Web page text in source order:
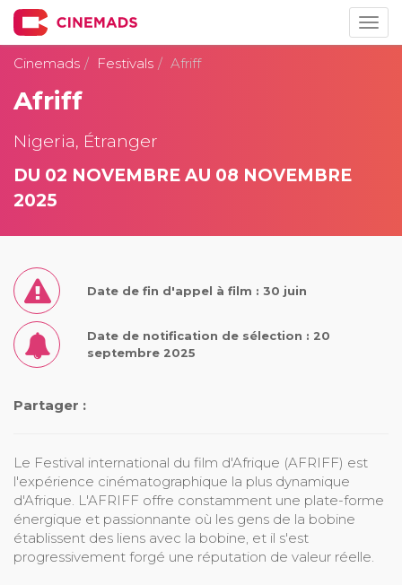
Cinemads
Festivals Afriff
Afriff
Nigeria, Étranger
DU 02 NOVEMBRE AU 08 NOVEMBRE
2025
Date de fin d'appel à film : 30 juin
Date de notification de sélection : 20
septembre 2025
Partager :
Le Festival international du film d'Afrique (AFRIFF) est
l'expérience cinématographique la plus dynamique
d'Afrique. L'AFRIFF offre constamment une plate-forme
énergique et passionnante où les gens de la bobine
établissent des liens avec la bobine, et il s'est
progressivement forgé une réputation de valeur réelle.